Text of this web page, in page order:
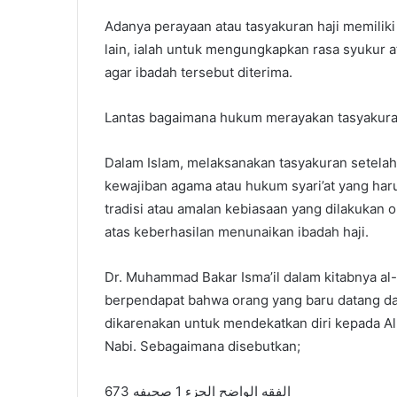
Adanya perayaan atau tasyakuran haji
lain, ialah untuk mengungkapkan rasa syukur
agar ibadah tersebut diterima.
Lantas bagaimana hukum merayakan
Dalam Islam, melaksanakan tasyakuran
kewajiban agama atau hukum syari’at yang
tradisi atau amalan kebiasaan yang dilakukan
atas keberhasilan menunaikan ibadah haji.
Dr. Muhammad Bakar Isma’il dalam kitabnya
berpendapat bahwa orang yang baru datang
dikarenakan untuk mendekatkan diri kepada
Nabi. Sebagaimana disebutkan;
الفقه الواضح الجزء 1 صحيفه 673